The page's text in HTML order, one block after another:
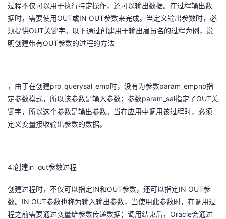
过程不仅可以用于执行特定操作，还可以输出数据。在过程输出数
据时，需要使用 OUT或IN OUT参数来完成。当定义输出参数时，必
须提供OUT关键字。以下通过创建用于输出雇员名的过程为例，说
明创建带有OUT参数的过程的方法
，由于在创建pro_querysal_emp 时，没有为参数param_empno指
定参数模式，所以该参数是输入参数；参数param_sal指定了OUT关
键字，所以这个参数是输出参数。当在应用中调用该过程时，必须
定义变量接收输出参数的数据。
4.创建in out参数过程
创建过程时，不仅可以指定IN和 OUT参数，还可以指定IN OUT参
数。 IN OUT参数也称为输入输出参数，当使用此参数时，在调用过
程之前需要通过变量给参数传递数据；调用结束后， Oracle会通过